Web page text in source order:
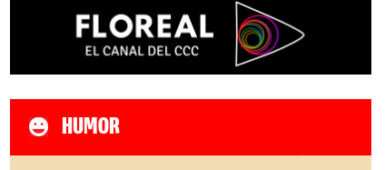
HUMOR